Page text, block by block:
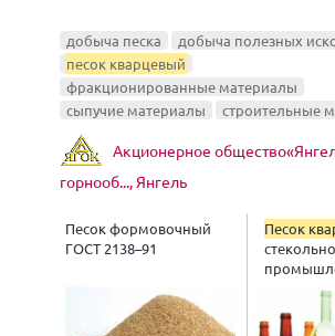
добыча песка
добыча полезных
песок кварцевый
фракционированные материалы
сыпучие материалы
строительные
Акционерное
горнооб..., Янгель
Песок формовочный
ГОСТ 2138–91
Песок